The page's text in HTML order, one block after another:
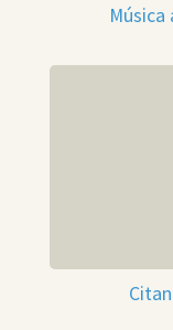
Música